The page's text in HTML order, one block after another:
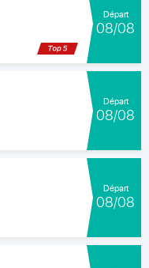
Départ
08/08
Départ
08/08
Départ
08/08